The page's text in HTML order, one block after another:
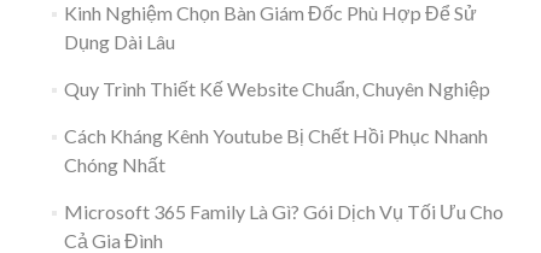
Kinh Nghiệm Chọn Bàn Giám Đốc Phù Hợp Để Sử
Dụng Dài Lâu
Quy Trình Thiết Kế Website Chuẩn, Chuyên Nghiệp
Cách Kháng Kênh Youtube Bị Chết Hồi Phục Nhanh
Chóng Nhất
Microsoft 365 Family Là Gì? Gói Dịch Vụ Tối Ưu Cho
Cả Gia Đình